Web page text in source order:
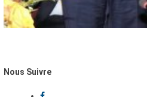
Nous Suivre